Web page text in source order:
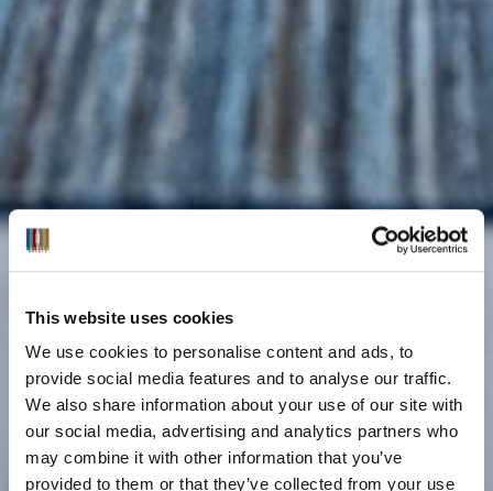
This website uses cookies
We use cookies to personalise content and ads, to
provide social media features and to analyse our traffic.
We also share information about your use of our site with
our social media, advertising and analytics partners who
may combine it with other information that you’ve
provided to them or that they’ve collected from your use